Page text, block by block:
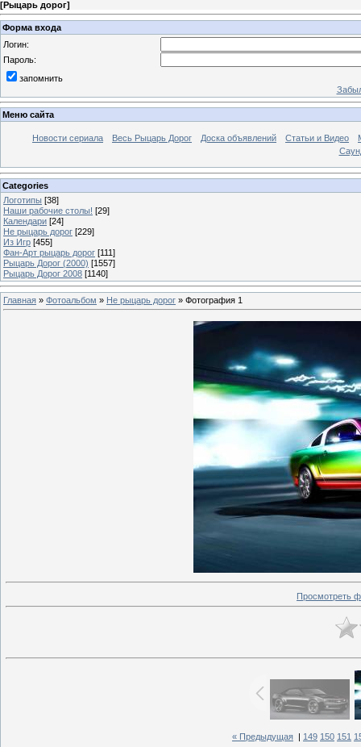
[Рыцарь дорог]
Форма входа
Логин:
Пароль:
запомнить
Меню сайта
Новости сериала Весь Рыцарь Дорог Доска объявлений Статьи и Видео
Categories
Логотипы [38]
Наши рабочие столы! [29]
Календари [24]
Не рыцарь дорог [229]
Из Игр [455]
Фан-Арт рыцарь дорог [111]
Рыцарь Дорог (2000) [1557]
Рыцарь Дорог 2008 [1140]
Главная » Фотоальбом » Не рыцарь дорог » Фотография 1
Просмотреть
« Предыдущая 149 150 151